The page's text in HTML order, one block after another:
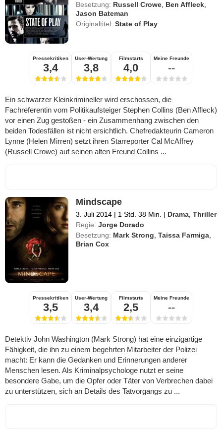
Besetzung: Russell Crowe Ben Affleck
Jason Bateman
Originaltitel:State of Play
Pressekritiken
3,4
User-Wertung
3,8
Filmstarts
4,0
Meine Freunde
--
Ein schwarzer Kleinkrimineller wird erschossen, die
Fachreferentin vom Politikaufsteiger Stephen Collins (Ben Affleck)
vor einen Zug gestoßen - ein Zusammenhang zwischen den
beiden Todesfällen ist nicht ersichtlich. Chefredakteurin Cameron
Lynne (Helen Mirren) setzt ihren Starreporter Cal McAffrey
(Russell Crowe) auf seinen alten Freund Collins ...
Mindscape
3. Juli 2014 | 1 Std. 38 Min. | Drama ,Thriller
Regie: Jorge Dorado
Besetzung: Mark Strong ,Taissa Farmiga
Brian Cox
Pressekritiken
3,5
User-Wertung
3,4
Filmstarts
2,5
Meine Freunde
--
Detektiv John Washington (Mark Strong) hat eine einzigartige
Fähigkeit, die ihn zu einem begehrten Mitarbeiter der Polizei
macht: Er kann die Gedanken und Erinnerungen anderer
Menschen lesen. Als Kriminalpsychologe nutzt er seine
besondere Gabe, um die Opfer oder Täter von Verbrechen dabei
zu unterstützen, sich an Details des Tatvorgangs zu ...